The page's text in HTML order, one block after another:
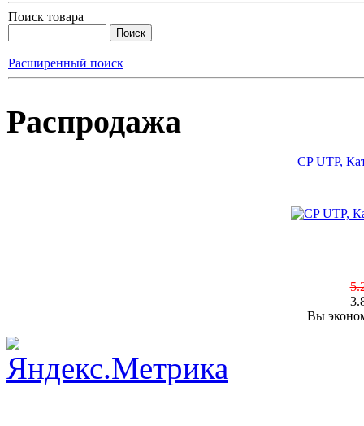
Поиск товара
Расширенный поиск
Распродажа
CP UTP,
Вы